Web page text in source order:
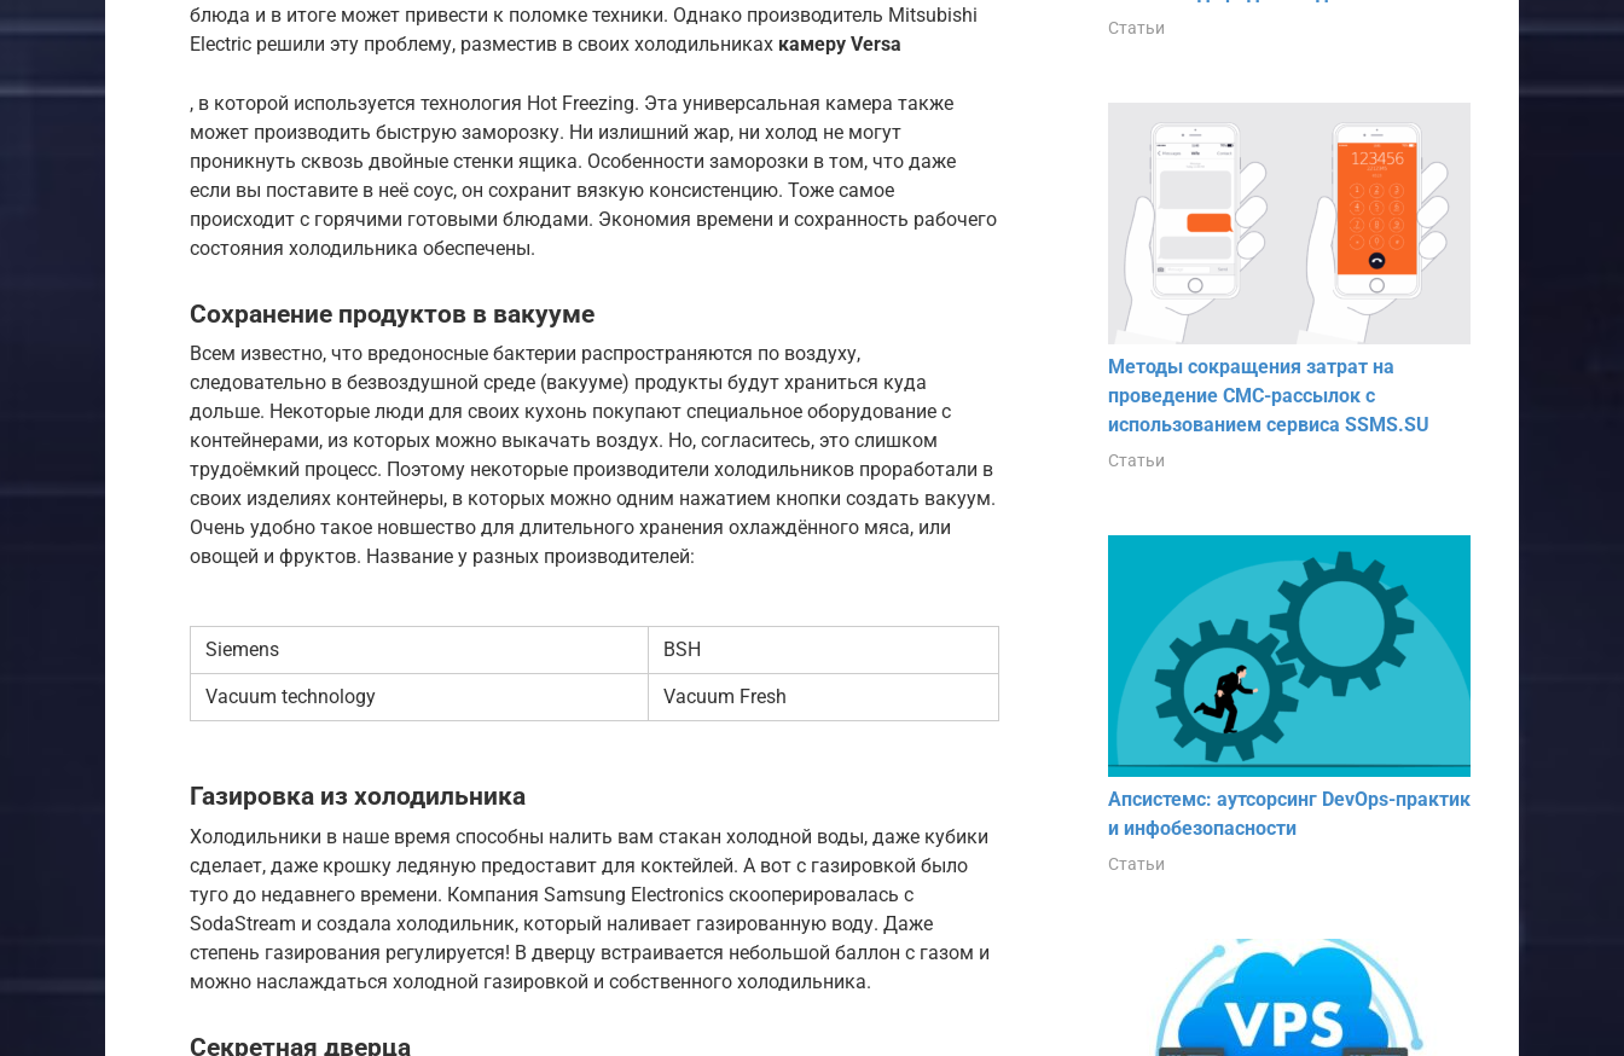
блюда и в итоге может привести к поломке техники. Однако производитель Mitsubishi
Electric решили эту проблему, разместив в своих холодильниках камеру Versа
, в которой используется технология Hot Freezing. Эта универсальная камера также
может производить быструю заморозку. Ни излишний жар, ни холод не могут
проникнуть сквозь двойные стенки ящика. Особенности заморозки в том, что даже
если вы поставите в неё соус, он сохранит вязкую консистенцию. Тоже самое
происходит с горячими готовыми блюдами. Экономия времени и сохранность рабочего
состояния холодильника обеспечены.
Сохранение продуктов в вакууме
Всем известно, что вредоносные бактерии распространяются по воздуху,
следовательно в безвоздушной среде (вакууме) продукты будут храниться куда
дольше. Некоторые люди для своих кухонь покупают специальное оборудование с
контейнерами, из которых можно выкачать воздух. Но, согласитесь, это слишком
трудоёмкий процесс. Поэтому некоторые производители холодильников проработали в
своих изделиях контейнеры, в которых можно одним нажатием кнопки создать вакуум.
Очень удобно такое новшество для длительного хранения охлаждённого мяса, или
овощей и фруктов. Название у разных производителей:
Siemens BSH
Vacuum technology Vacuum Fresh
Газировка из холодильника
Холодильники в наше время способны налить вам стакан холодной воды, даже кубики
сделает, даже крошку ледяную предоставит для коктейлей. А вот с газировкой было
туго до недавнего времени. Компания Samsung Electronics скооперировалась с
SodaStream и создала холодильник, который наливает газированную воду. Даже
степень газирования регулируется! В дверцу встраивается небольшой баллон с газом и
можно наслаждаться холодной газировкой и собственного холодильника.
Секретная дверца
Статьи
Методы сокращения затрат на
проведение СМС-рассылок с
использованием сервиса SSMS.SU
Статьи
Апсистемс: аутсорсинг DevOps-практик
и инфобезопасности
Статьи